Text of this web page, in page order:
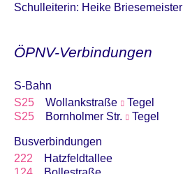
Schulleiterin: Heike Briesemeister
ÖPNV-Verbindungen
S-Bahn
S25
Wollankstraße
Tegel
S25
Bornholmer Str. Tegel
Busverbindungen
222
Hatzfeldtallee